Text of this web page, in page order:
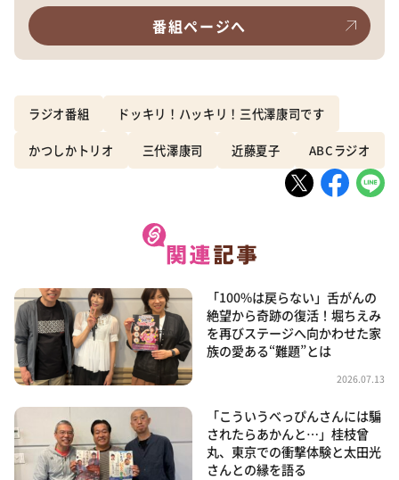
番組ページへ
ラジオ番組 ドッキリ！ハッキリ！三代澤康司です
かつしかトリオ 三代澤康司 近藤夏子 ABCラジオ
「100%は戻らない」舌がんの
絶望から奇跡の復活！堀ちえみ
を再びステージへ向かわせた家
族の愛ある“難題”とは
2026.07.13
「こういうべっぴんさんには騙
されたらあかんと…」桂枝曾
丸、東京での衝撃体験と太田光
さんとの縁を語る